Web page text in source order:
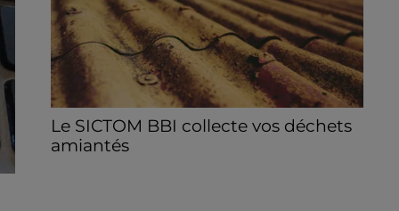
Le SICTOM BBI collecte vos déchets
amiantés